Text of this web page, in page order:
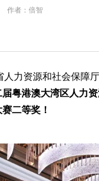
作者：倍智
人力资源和社会保障
届粤港澳大湾区人力
二等奖！